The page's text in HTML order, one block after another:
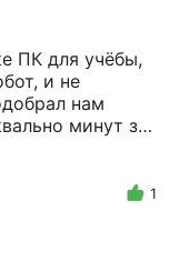
ПК для учёбы,
и не
нам
минут за
скидку
Вам в
1